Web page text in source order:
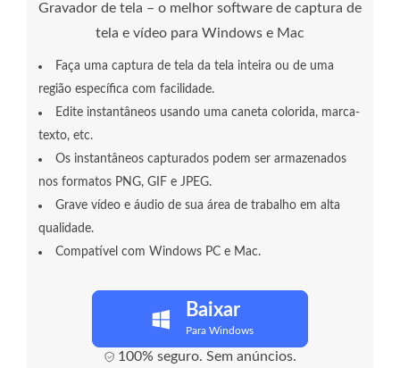
Gravador de tela – o melhor software de captura de
tela e vídeo para Windows e Mac
Faça uma captura de tela da tela inteira ou de uma
região específica com facilidade.
Edite instantâneos usando uma caneta colorida, marca-
texto, etc.
Os instantâneos capturados podem ser armazenados
nos formatos PNG, GIF e JPEG.
Grave vídeo e áudio de sua área de trabalho em alta
qualidade.
Compatível com Windows PC e Mac.
Baixar
Para Windows
100% seguro. Sem anúncios.